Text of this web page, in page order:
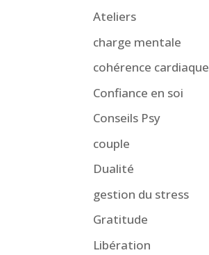
Ateliers
charge mentale
cohérence cardiaque
Confiance en soi
Conseils Psy
couple
Dualité
gestion du stress
Gratitude
Libération